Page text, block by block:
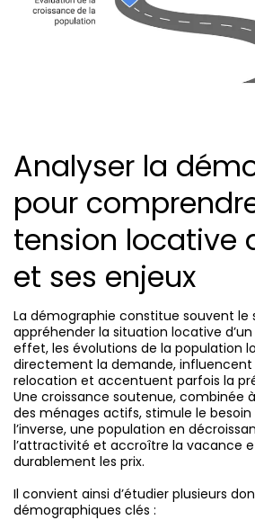
Analyser la
pour
tension locative
et ses enjeux
La démographie constitue souvent le
appréhender la situation locative
effet, les évolutions de la population
directement la demande, influencent
relocation et accentuent parfois la
Une croissance soutenue, combinée
des ménages actifs, stimule le
l’inverse, une population en
l’attractivité et accroître la vacance
durablement les prix.
Il convient ainsi d’étudier plusieurs
démographiques clés :